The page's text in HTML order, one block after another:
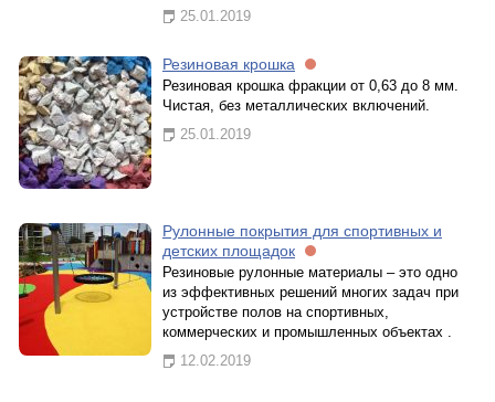
25.01.2019
Резиновая крошка
Резиновая крошка фракции от 0,63 до 8 мм.
Чистая, без металлических включений.
25.01.2019
Рулонные покрытия для спортивных и
детских площадок
Резиновые рулонные материалы – это одно
из эффективных решений многих задач при
устройстве полов на спортивных,
коммерческих и промышленных объектах .
12.02.2019